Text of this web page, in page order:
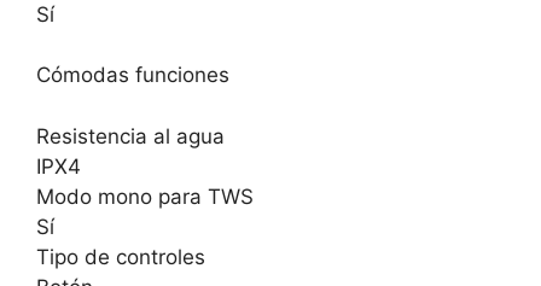
Sí
Cómodas funciones
Resistencia al agua
IPX4
Modo mono para TWS
Sí
Tipo de controles